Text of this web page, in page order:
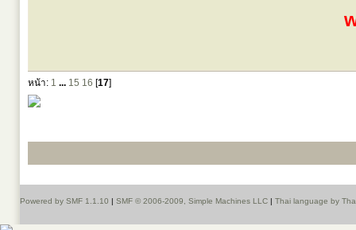
หน้า: 1 ... 15 16 [17]
Powered by SMF 1.1.10 | SMF © 2006-2009, Simple Machines LLC | Thai language by